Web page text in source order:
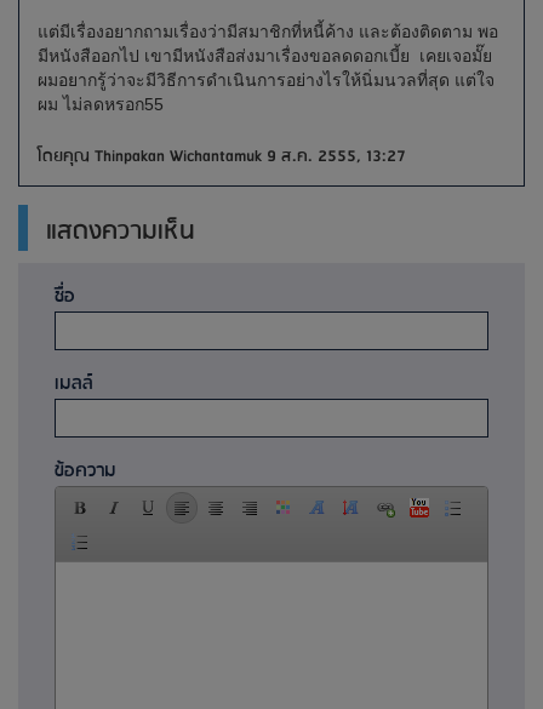
แต่มีเรื่องอยากถามเรื่องว่ามีสมาชิกที่หนี้ค้าง และต้องติดตาม พอ
มีหนังสืออกไป เขามีหนังสือส่งมาเรื่องขอลดดอกเบี้ย เคยเจอมั๊ย
ผมอยากรู้ว่าจะมีวิธีการดำเนินการอย่างไรให้นิ่มนวลที่สุด แต่ใจ
ผม ไม่ลดหรอก55
โดยคุณ Thinpakan Wichantamuk 9 ส.ค. 2555, 13:27
แสดงความเห็น
ชื่อ
เมลล์
ข้อความ